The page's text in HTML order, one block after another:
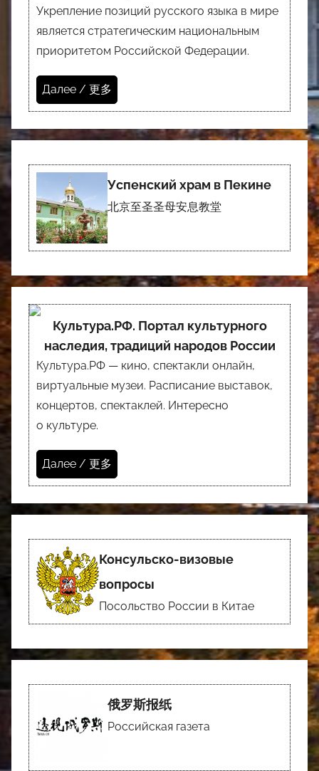
Укрепление позиций русского языка в мире
является стратегическим национальным
приоритетом Российской Федерации.
Далее / 更多
Успенский храм в Пекине
北京至圣圣母安息教堂
Культура.РФ. Портал культурного
наследия, традиций народов России
Культура.РФ — кино, спектакли онлайн,
виртуальные музеи. Расписание выставок,
концертов, спектаклей. Интересно
о культуре.
Далее / 更多
Консульско-визовые
вопросы
Посольство России в Китае
俄罗斯报纸
Российская газета